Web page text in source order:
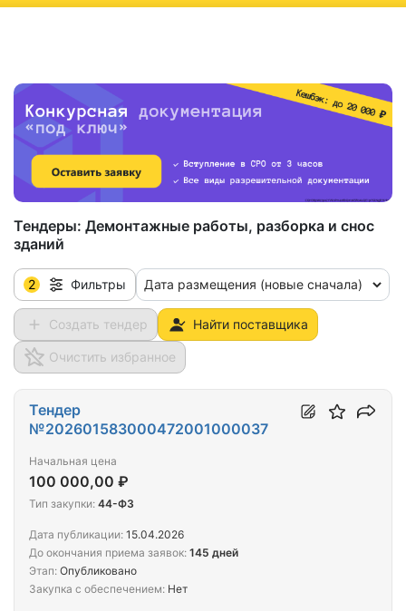
Тендеры: Демонтажные работы, разборка и снос
зданий
2 Фильтры Дата размещения (новые сначала)
Создать тендер Найти поставщика
Очистить избранное
Тендер
№202601583000472001000037
Начальная цена
100 000,00 ₽
Тип закупки: 44-ФЗ
Дата публикации: 15.04.2026
До окончания приема заявок: 145 дней
Этап: Опубликовано
Закупка с обеспечением: Нет